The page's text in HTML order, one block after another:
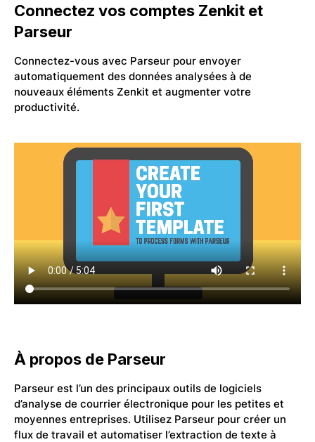
Connectez vos comptes Zenkit et
Parseur
Connectez-vous avec Parseur pour envoyer
automatiquement des données analysées à de
nouveaux éléments Zenkit et augmenter votre
productivité.
À propos de Parseur
Parseur est l’un des principaux outils de logiciels
d’analyse de courrier électronique pour les petites et
moyennes entreprises. Utilisez Parseur pour créer un
flux de travail et automatiser l’extraction de texte à